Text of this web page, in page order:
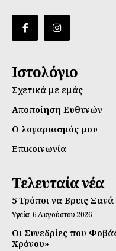
Ιστολόγιο
Σχετικά με εμάς
Αποποίηση Ευθυνών
Ο λογαριασμός μου
Επικοινωνία
Τελευταία νέα
5 Τρόποι να Βρεις
Υγεία 6 Αυγούστου 2026
Οι Συνεδρίες που
Χρόνου»